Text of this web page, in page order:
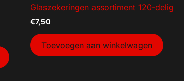
Glaszekeringen assortiment 120-delig
€7,50
Toevoegen aan winkelwagen